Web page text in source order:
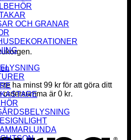
ha minst99 kr för att göra ditt
ordersumma är 0 kr.
OCH GRANAR